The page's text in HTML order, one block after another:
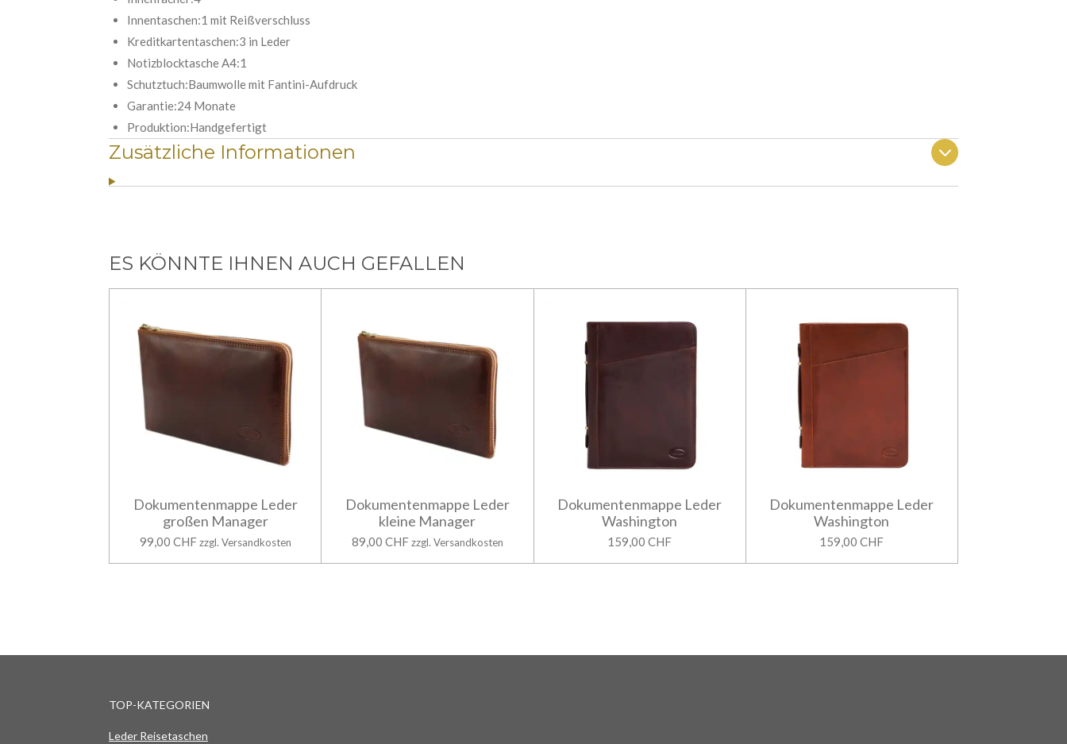
Innentaschen:1 mit Reißverschluss
Kreditkartentaschen:3 in Leder
Notizblocktasche A4:1
Schutztuch:Baumwolle mit Fantini-Aufdruck
Garantie:24 Monate
Produktion:Handgefertigt
Zusätzliche Informationen
ES KÖNNTE IHNEN AUCH GEFALLEN
Dokumentenmappe Leder
großen Manager
99,00 CHF zzgl. Versandkosten
Dokumentenmappe Leder
kleine Manager
89,00 CHFzzgl. Versandkosten
Dokumentenmappe Leder
Washington
159,00 CHF
Dokumentenmappe Leder
Washington
159,00 CHF
TOP-KATEGORIEN
Leder Reisetaschen